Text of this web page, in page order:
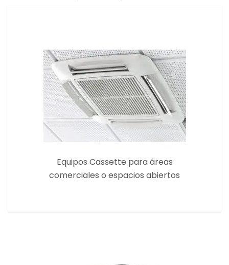
Equipos Cassette para áreas
comerciales o espacios abiertos